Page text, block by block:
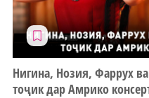
Нигина, Нозия, Фаррух
тоҷик дар Амрико